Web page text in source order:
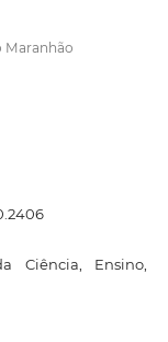
Maranhão
Ciência, Ensino,